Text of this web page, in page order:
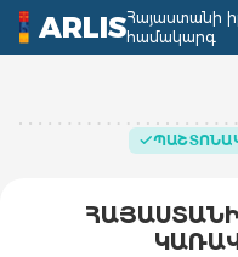
ARLISՀայաստանի
համակարգ